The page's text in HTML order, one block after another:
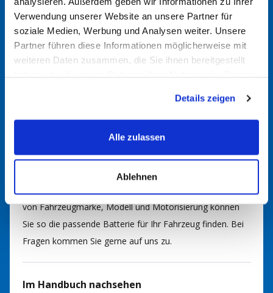
Verwendung unserer Website an unsere Partner für
soziale Medien, Werbung und Analysen weiter. Unsere
Partner führen diese Informationen möglicherweise mit
weiteren Daten zusammen, die Sie ihnen bereitgestellt
Details zeigen
Alle zulassen
Ablehnen
Batterie
Alte Batterie überprüfen
Batterie aufgedruckt. Dort finden Sie möglicherweise
Batteriefinder nutzen
von Fahrzeugmarke, Modell und Motorisierung können
Sie so die passende Batterie für Ihr Fahrzeug finden. Bei
Fragen kommen Sie gerne auf uns zu.
Im Handbuch nachsehen